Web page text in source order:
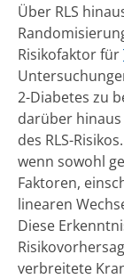
Über RLS
Risikofaktor für
2-Diabetes zu
darüber
des RLS-
wenn sowohl
Faktoren,
linearen
Diese
verbreitete